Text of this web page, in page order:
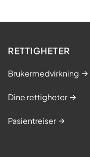
RETTIGHETER
Brukermedvirkning
Dine rettigheter
Pasientreiser